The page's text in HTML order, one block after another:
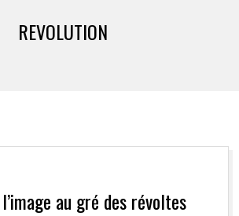
REVOLUTION
au gré des révoltes